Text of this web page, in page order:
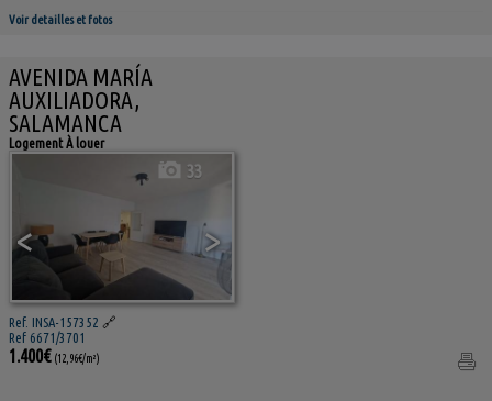
Voir detailles et fotos
AVENIDA MARÍA
AUXILIADORA,
SALAMANCA
Logement À louer
< >
33
Ref. INSA-157352 🔗
Ref 6671/3701
1.400€ (12,96€/m²)